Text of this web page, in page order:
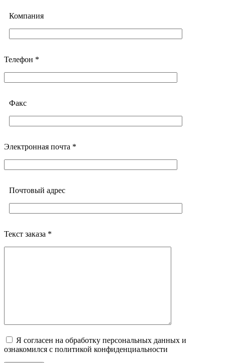
Компания
Телефон *
Факс
Электронная почта *
Почтовый адреc
Текст заказа *
Я согласен на обработку персональных данных и
ознакомился с политикой конфиденциальности